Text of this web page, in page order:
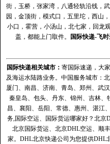
街，玉桥，张家湾，八通轻轨沿线，
园，金顶街，模式口，五里坨，西山
小口，霍营，小汤山，北七家，回龙
盖，都能上门取件。
国际快递-飞时
国际快递相关城市： 寄国际速递，大
及海运水陆路业务。中国服务城市：
厦门、南昌、济南、青岛、郑州、武
秦皇岛、包头、丹东、锦州、吉林
昌、襄阳、岳阳、常德、惠州、湛江
务,国际空运、国际货运哪家好？北
北京国际货运、北京DHL空运、顺
家。DHL北京快递公司为您提供DHL